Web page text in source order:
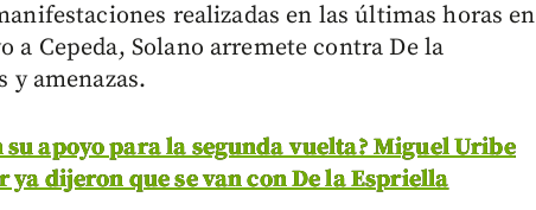
realizadas en las últimas horas en
a Cepeda, Solano arremete contra De la
y amenazas.
su apoyo para la segunda vuelta? Miguel Uribe
dijeron que se van con De la Espriella